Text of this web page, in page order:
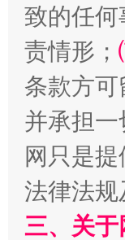
致的任何
责情形；
条款方
并承担
网只是
法律法
三、关于